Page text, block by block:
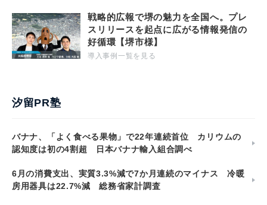
戦略的広報で堺の魅力を全国へ。プレ
スリリースを起点に広がる情報発信の
好循環【堺市様】
導入事例一覧を見る
汐留PR塾
バナナ、「よく食べる果物」で22年連続首位 カリウムの
認知度は初の4割超 日本バナナ輸入組合調べ
6月の消費支出、実質3.3%減で7か月連続のマイナス 冷暖
房用器具は22.7%減 総務省家計調査